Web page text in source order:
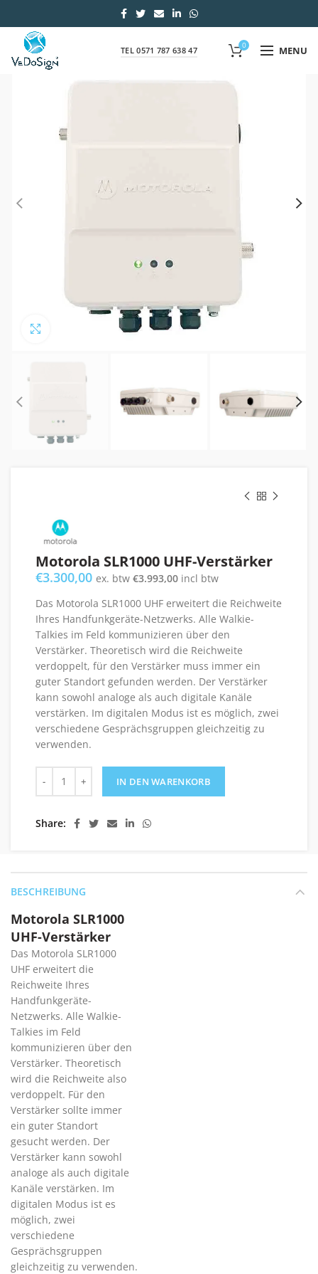
TEL 0571 787 638 47
0 MENU
Motorola SLR1000 UHF-Verstärker
€3.300,00 ex. btw €3.993,00 incl btw
Das Motorola SLR1000 UHF erweitert die Reichweite
Ihres Handfunkgeräte-Netzwerks. Alle Walkie-
Talkies im Feld kommunizieren über den
Verstärker. Theoretisch wird die Reichweite
verdoppelt, für den Verstärker muss immer ein
guter Standort gefunden werden. Der Verstärker
kann sowohl analoge als auch digitale Kanäle
verstärken. Im digitalen Modus ist es möglich, zwei
verschiedene Gesprächsgruppen gleichzeitig zu
verwenden.
IN DEN WARENKORB
Share
BESCHREIBUNG
Motorola SLR1000
UHF-Verstärker
Das Motorola SLR1000
UHF erweitert die
Reichweite Ihres
Handfunkgeräte-
Netzwerks. Alle Walkie-
Talkies im Feld
kommunizieren über den
Verstärker. Theoretisch
wird die Reichweite also
verdoppelt. Für den
Verstärker sollte immer
ein guter Standort
gesucht werden. Der
Verstärker kann sowohl
analoge als auch digitale
Kanäle verstärken. Im
digitalen Modus ist es
möglich, zwei
verschiedene
Gesprächsgruppen
gleichzeitig zu verwenden.